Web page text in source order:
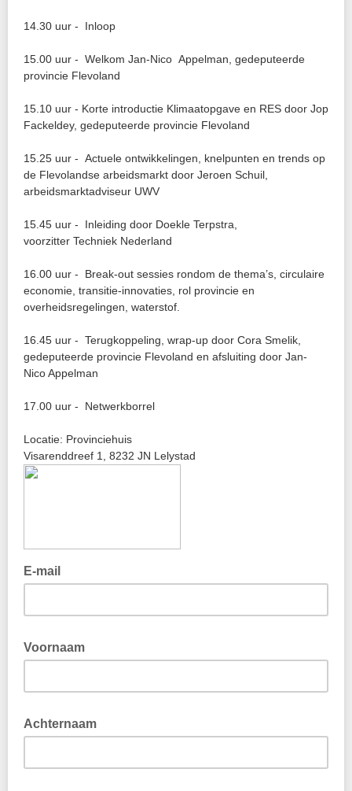
14.30 uur - Inloop
15.00 uur - Welkom Jan-Nico Appelman, gedeputeerde
provincie Flevoland
15.10 uur - Korte introductie Klimaatopgave en RES door Jop
Fackeldey, gedeputeerde provincie Flevoland
15.25 uur - Actuele ontwikkelingen, knelpunten en trends op
de Flevolandse arbeidsmarkt door Jeroen Schuil,
arbeidsmarktadviseur UWV
15.45 uur - Inleiding door Doekle Terpstra,
voorzitter Techniek Nederland
16.00 uur - Break-out sessies rondom de thema’s, circulaire
economie, transitie-innovaties, rol provincie en
overheidsregelingen, waterstof.
16.45 uur - Terugkoppeling, wrap-up door Cora Smelik,
gedeputeerde provincie Flevoland en afsluiting door Jan-
Nico Appelman
17.00 uur - Netwerkborrel
Locatie: Provinciehuis
Visarenddreef 1, 8232 JN Lelystad
E-mail
Voornaam
Achternaam